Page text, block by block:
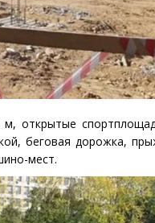
м, открытые
беговая дорожка,
мест.